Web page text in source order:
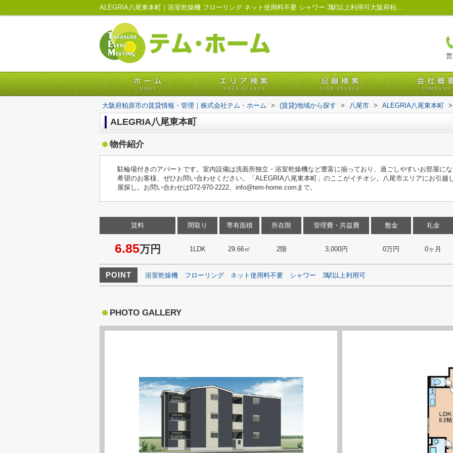
ALEGRIA八尾東本町｜浴室乾燥機 フローリング ネット使用料不要 シャワー 3駅以上利用可大阪府柏原市の賃貸情報・管理｜株式会社テム・ホーム
大阪府柏原市の賃貸情報・管理｜株式会社テム・ホーム > (賃貸)地域から探す > 八尾市 > ALEGRIA八尾東本町 >
ALEGRIA八尾東本町
物件紹介
駐輪場付きのアパートです。室内設備は洗面所独立・浴室乾燥機など豊富に揃っており、過ごしやすいお部屋に
希望のお客様、ぜひお問い合わせください。「ALEGRIA八尾東本町」のここがイチオシ。八尾市エリアにお引越
屋探し。お問い合わせは072-970-2222、info@tem-home.comまで。
賃料
6.85万円
間取り
1LDK
専有面積
29.66㎡
所在階
2階
管理費・共益費
3,000円
敷金
0万円
礼金
0ヶ月
POINT 浴室乾燥機 フローリング ネット使用料不要 シャワー 3駅以上利用可
PHOTO GALLERY